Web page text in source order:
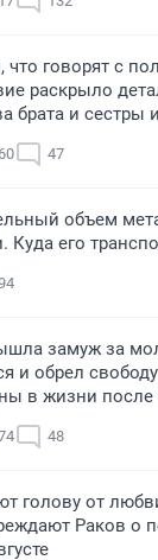
что говорят с
раскрыло
брата и сестры
47
объем
Куда его
замуж за
и обрел
в жизни после
48
голову от
Раков о